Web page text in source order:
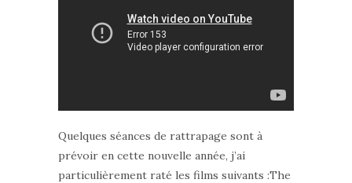
Quelques séances de rattrapage sont à
prévoir en cette nouvelle année, j’ai
particulièrement raté les films suivants :The